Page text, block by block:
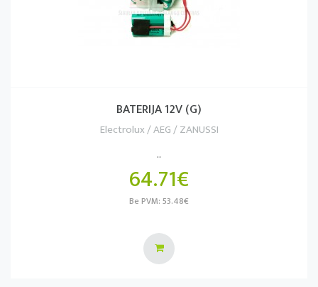
BATERIJA 12V (G)
Electrolux / AEG / ZANUSSI
..
64.71€
Be PVM: 53.48€